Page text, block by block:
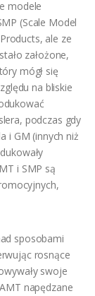
modele
(Scale Model
ale ze
założone,
mógł się
na bliskie
podczas gdy
i GM (innych niż
i SMP są
sposobami
rosnące
swoje
napędzane